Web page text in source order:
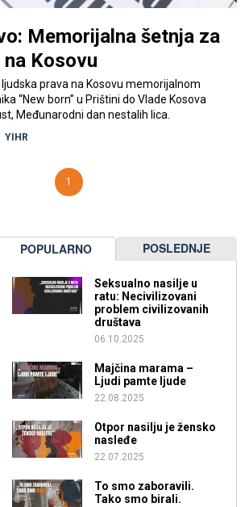
Memorijalna šetnja za
Kosovu
prava na Kosovu memorijalnom
“New born” u Prištini do Vlade Kosova
Međunarodni dan nestalih lica.
YIHR
1
POPULARNO POSLEDNJE
Seksualno nasilje u
ratu: Necivilizovani
problem civilizovanih
društava
06.10.2025
Majčina marama –
Ljudi pamte ljude
22.08.2025
Otpor nasilju je žensko
nasleđe
22.07.2025
To smo zaboravili.
Tako smo birali.